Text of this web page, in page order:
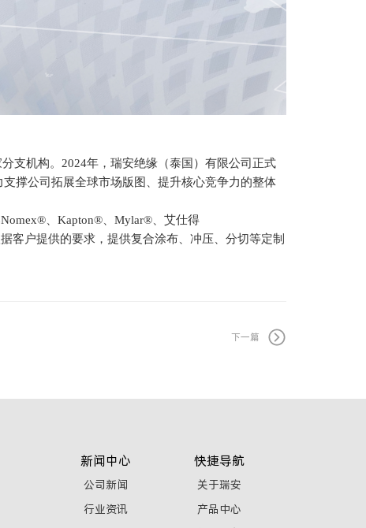
支机构。2024年，瑞安绝缘（泰国）有限公司正式
撑公司拓展全球市场版图、提升核心竞争力的整体
Nomex®、Kapton®、Mylar®、艾仕得
客户提供的要求，提供复合涂布、冲压、分切等定制
下一篇
新闻中心
公司新闻
行业资讯
快捷导航
关于瑞安
产品中心